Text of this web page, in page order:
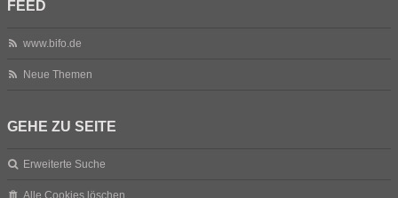
FEED
www.bifo.de
Neue Themen
GEHE ZU SEITE
Erweiterte Suche
Alle Cookies löschen